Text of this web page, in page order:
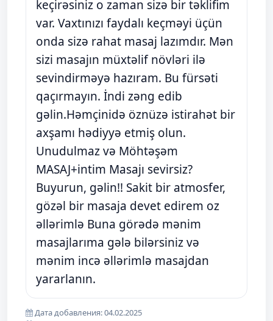
keçirəsiniz o zaman sizə bir təklifim
var. Vaxtınızı faydalı keçməyi üçün
onda sizə rahat masaj lazımdır. Mən
sizi masajın müxtəlif növləri ilə
sevindirməyə hazıram. Bu fürsəti
qaçırmayın. İndi zəng edib
gəlin.Həmçinidə öznüzə istirahət bir
axşamı hədiyyə etmiş olun.
Unudulmaz və Möhtəşəm
MASAJ+intim Masajı sevirsiz?
Buyurun, gəlin!! Sakit bir atmosfer,
gözəl bir masaja devet edirem oz
əllərimlə Buna görədə mənim
masajlarıma gələ bilərsiniz və
mənim incə əllərimlə masajdan
yararlanın.
Дата добавления: 04.02.2025